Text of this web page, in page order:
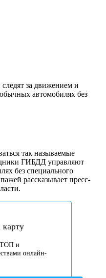
за движением и
автомобилях без
так называемые
ГИБДД управляют
без специального
рассказывает пресс-
ТОП и
онлайн-